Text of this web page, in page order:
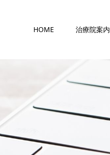
HOME 治療院案内